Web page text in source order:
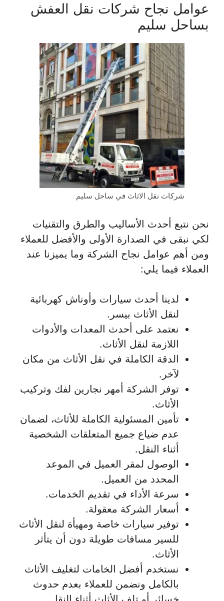
عوامل نجاح شركات نقل العفش
بساحل سليم
شركات نقل الاثاث في ساحل سليم
نحن نتبع أحدث الأساليب والطرق والتقنيات
لكي نبقى في الصدارة الأولى والأفضل للعملاء
ومن أهم عوامل نجاح الشركة وما يميزنا عند
العملاء فيما يلي:
لدينا أحدث سيارات وأوناش كهربائية
لنقل الأثاث بيسر.
نعتمد على أحدث المعدات والأدوات
اللازمة لنقل الأثاث.
الدقة الكاملة في نقل الأثاث من مكان
لآخر.
توفر الشركة أمهر نجارين لفك وتركيب
الأثاث.
تأمين المسئولية الكاملة للأثاث، لضمان
عدم ضياع جميع المتعلقات الشخصية
أثناء النقل.
الوصول لمقر العميل في الموعد
المحدد من العميل.
سرعة الأداء في تقديم الخدمات.
أسعار الشركة معقولة.
توفير سيارات خاصة ومهيأة لنقل الأثاث
للسير مسافات طويلة دون أن يتأثر
الأثاث.
نستخدم أفضل الخامات لتغليف الأثاث
بالكامل ونضمن للعملاء بعدم حدوث